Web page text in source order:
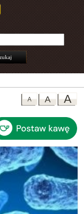
A
A
A